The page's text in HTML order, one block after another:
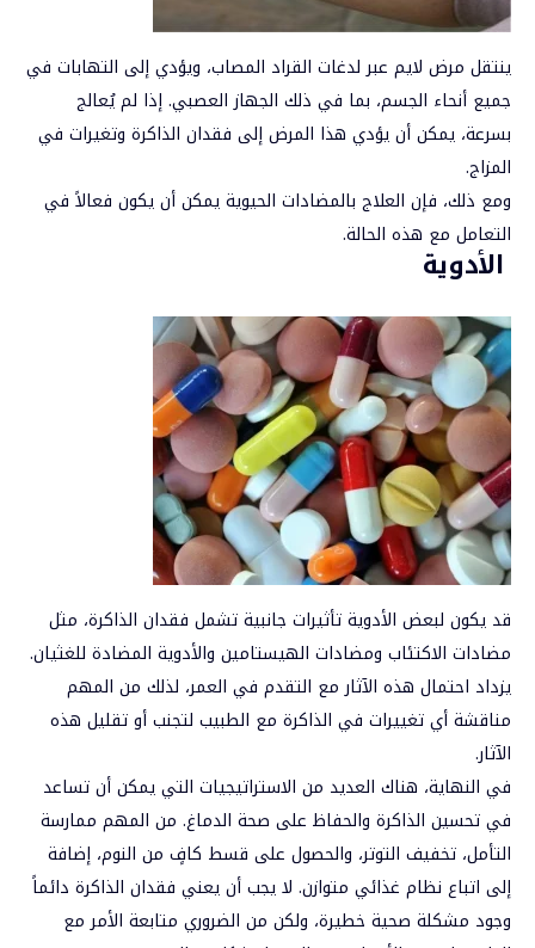
ينتقل مرض لايم عبر لدغات القراد المصاب، ويؤدي إلى التهابات في
جميع أنحاء الجسم، بما في ذلك الجهاز العصبي. إذا لم يُعالج
بسرعة، يمكن أن يؤدي هذا المرض إلى فقدان الذاكرة وتغيرات في
المزاج.
ومع ذلك، فإن العلاج بالمضادات الحيوية يمكن أن يكون فعالاً في
التعامل مع هذه الحالة.
الأدوية
قد يكون لبعض الأدوية تأثيرات جانبية تشمل فقدان الذاكرة، مثل
مضادات الاكتئاب ومضادات الهيستامين والأدوية المضادة للغثيان.
يزداد احتمال هذه الآثار مع التقدم في العمر، لذلك من المهم
مناقشة أي تغييرات في الذاكرة مع الطبيب لتجنب أو تقليل هذه
الآثار.
في النهاية، هناك العديد من الاستراتيجيات التي يمكن أن تساعد
في تحسين الذاكرة والحفاظ على صحة الدماغ. من المهم ممارسة
التأمل، تخفيف التوتر، والحصول على قسط كافٍ من النوم، إضافة
إلى اتباع نظام غذائي متوازن. لا يجب أن يعني فقدان الذاكرة دائماً
وجود مشكلة صحية خطيرة، ولكن من الضروري متابعة الأمر مع